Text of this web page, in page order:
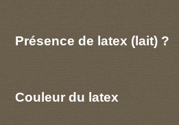
Présence de latex (lait) ?
Couleur du latex